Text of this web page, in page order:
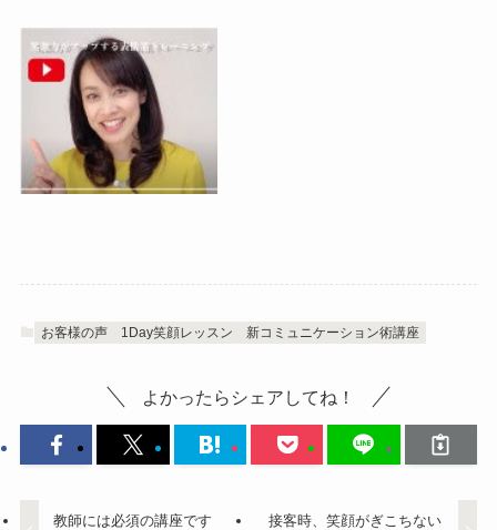
お客様の声 1Day笑顔レッスン 新コミュニケーション術講座
よかったらシェアしてね！
教師には必須の講座です
接客時、笑顔がぎこちない